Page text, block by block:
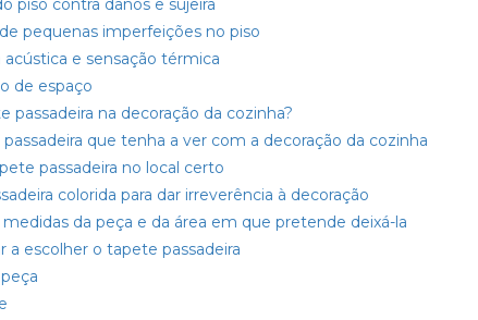
piso contra danos e sujeira
pequenas imperfeições no piso
acústica e sensação térmica
de espaço
passadeira na decoração da cozinha?
passadeira que tenha a ver com a decoração da cozinha
passadeira no local certo
colorida para dar irreverência à decoração
medidas da peça e da área em que pretende deixá-la
a escolher o tapete passadeira